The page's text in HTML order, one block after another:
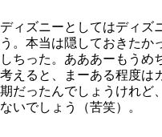
ディズニーとしてはディズ
う。本当は隠しておきたか
しちった。あああーもうめ
考えると、まーある程度は
期だったんでしょうけれど
ないでしょう（苦笑）。